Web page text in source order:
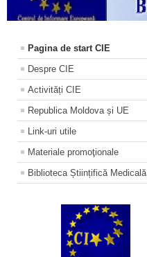
Pagina de start CIE
Despre CIE
Activități CIE
Republica Moldova și UE
Link-uri utile
Materiale promoţionale
Biblioteca Științifică Medicală